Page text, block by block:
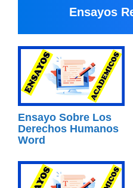
Ensayos
Ensayo Sobre Los
Derechos Humanos
Word